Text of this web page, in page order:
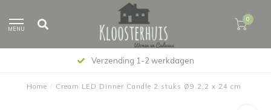
MENU
0
Verzending 1-2 werkdagen
Home / Cream LED Dinner Candle 2 stuks Ø9.2,2 x 24 cm